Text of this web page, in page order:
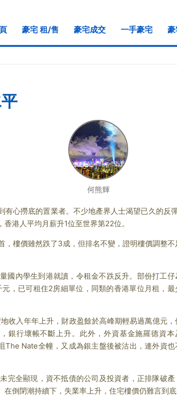
豪宅 租/售 豪宅成交 一手豪宅
何熊輝
撈底的置業者。不少地產界人士渴望已久的反
港人平均月薪升1位至世界第22位。
樓價雖然跌了3成，但排名不變，證明樓價調整
內學生到港就讀，令租金不跌反升。 部份打工仔
，已可租住2房細單位，同類的香港單位月租，最
入年年上升，財政盈餘於高峰期輕易過萬億元，
銀行壞帳不斷上升。此外，外資基金施羅德資本
Nate全幢，又成為銀主盤後被沽出，連外資也
全顯現，資不抵債的公司及投資者，正排隊破產
倒閉潮持續下，失業率上升，住宅樓價仍難言到底